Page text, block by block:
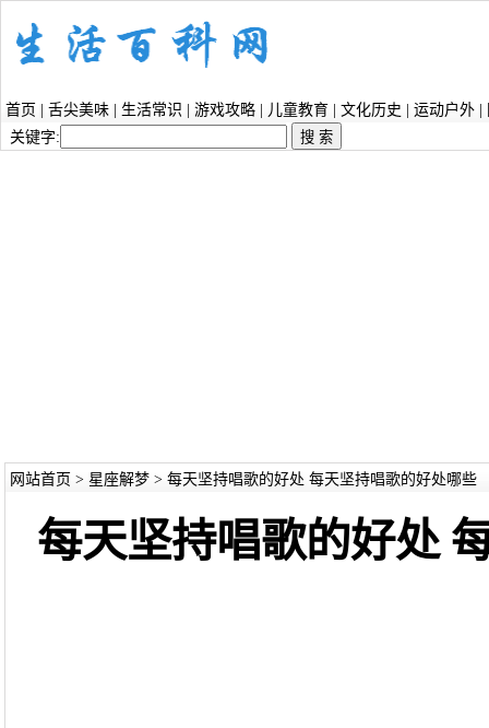
首页 舌尖美味 生活常识 游戏攻略 儿童教育 文化历史 运动户外
关键字:
网站首页 > 星座解梦> 每天坚持唱歌的好处 每天坚持唱歌的好处哪些
每天坚持唱歌的好处